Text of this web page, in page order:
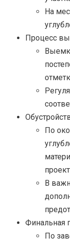
На
Процесс
По
В
Финальная
По